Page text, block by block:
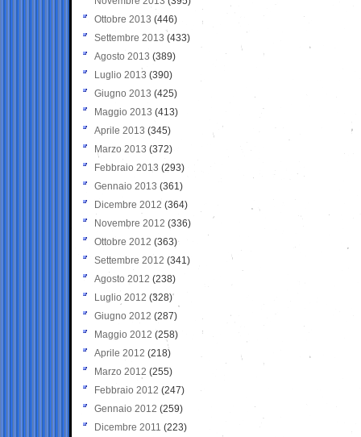
Ottobre 2013 (446)
Settembre 2013 (433)
Agosto 2013 (389)
Luglio 2013 (390)
Giugno 2013 (425)
Maggio 2013 (413)
Aprile 2013 (345)
Marzo 2013 (372)
Febbraio 2013 (293)
Gennaio 2013 (361)
Dicembre 2012 (364)
Novembre 2012 (336)
Ottobre 2012 (363)
Settembre 2012 (341)
Agosto 2012 (238)
Luglio 2012 (328)
Giugno 2012 (287)
Maggio 2012 (258)
Aprile 2012 (218)
Marzo 2012 (255)
Febbraio 2012 (247)
Gennaio 2012 (259)
Dicembre 2011 (223)